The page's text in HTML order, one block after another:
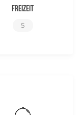
Freizeit
5